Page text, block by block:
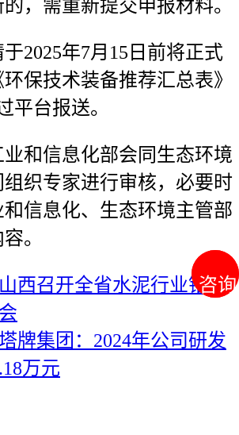
咨询
咨询
，需重新提交申报材料。
年7月15日前将正式
保技术装备推荐汇总表》
平台报送。
信息化部会同生态环境
织专家进行审核，必要时
信息化、生态环境主管部
。
山西召开全省水泥行业错峰
塔牌集团：2024年公司研发
万元